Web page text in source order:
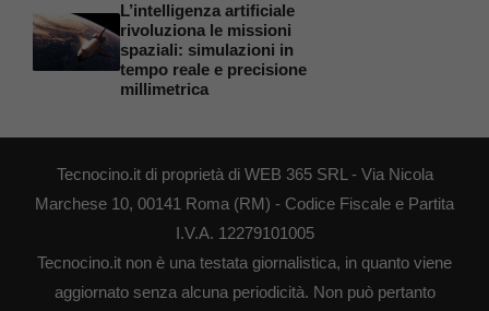
L’intelligenza artificiale
rivoluziona le missioni
spaziali: simulazioni in
tempo reale e precisione
millimetrica
Tecnocino.it di proprietà di WEB 365 SRL - Via Nicola
Marchese 10, 00141 Roma (RM) - Codice Fiscale e Partita
I.V.A. 12279101005
Tecnocino.it non è una testata giornalistica, in quanto viene
aggiornato senza alcuna periodicità. Non può pertanto